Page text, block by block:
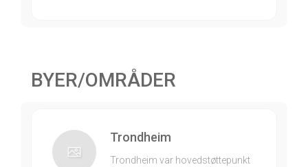
BYER/OMRÅDER
Trondheim
Trondheim var hovedstøttepunkt